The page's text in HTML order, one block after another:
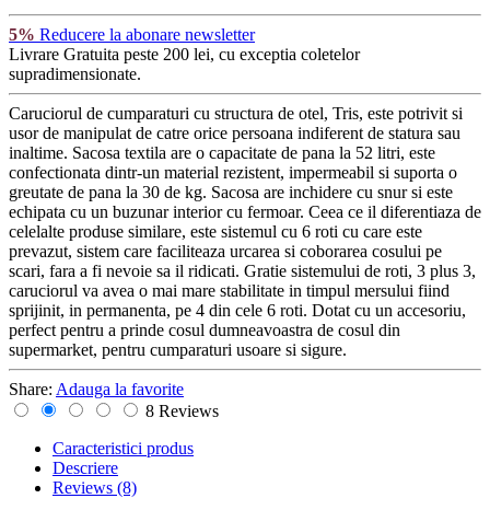
5% Reducere la abonare newsletter
Livrare Gratuita peste 200 lei, cu exceptia coletelor
supradimensionate.
Caruciorul de cumparaturi cu structura de otel, Tris, este potrivit si
usor de manipulat de catre orice persoana indiferent de statura sau
inaltime. Sacosa textila are o capacitate de pana la 52 litri, este
confectionata dintr-un material rezistent, impermeabil si suporta o
greutate de pana la 30 de kg. Sacosa are inchidere cu snur si este
echipata cu un buzunar interior cu fermoar. Ceea ce il diferentiaza de
celelalte produse similare, este sistemul cu 6 roti cu care este
prevazut, sistem care faciliteaza urcarea si coborarea cosului pe
scari, fara a fi nevoie sa il ridicati. Gratie sistemului de roti, 3 plus 3,
caruciorul va avea o mai mare stabilitate in timpul mersului fiind
sprijinit, in permanenta, pe 4 din cele 6 roti. Dotat cu un accesoriu,
perfect pentru a prinde cosul dumneavoastra de cosul din
supermarket, pentru cumparaturi usoare si sigure.
Share: Adauga la favorite
8 Reviews
Caracteristici produs
Descriere
Reviews (8)